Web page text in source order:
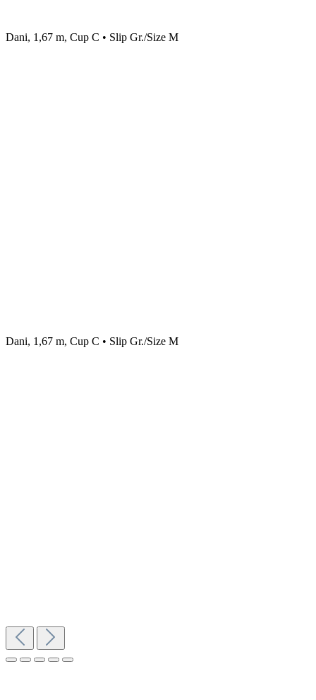
Dani, 1,67 m, Cup C • Slip Gr./Size M
Dani, 1,67 m, Cup C • Slip Gr./Size M